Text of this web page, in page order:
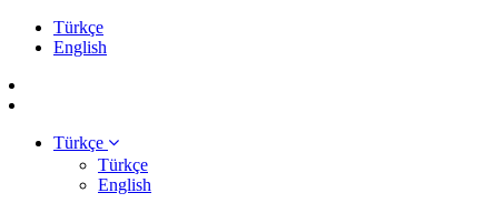
Türkçe
English
Türkçe
Türkçe
English